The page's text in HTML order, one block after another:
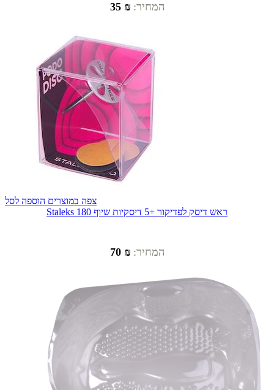
המחיר: ₪ 35
צפה במוצרים הוספה לסל
Staleks ראש דיסק לפדיקור +5 דיסקיות שיוף 180
המחיר: ₪ 70